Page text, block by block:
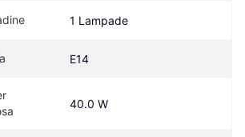
1 Lampade
E14
40.0 W